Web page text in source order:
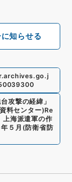
知らせる
攻撃の経緯 」
料センター)Re
上海派遣軍の作
５月 (防衛省防